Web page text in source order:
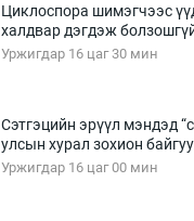
Циклоспора шимэгчээс
халдвар дэгдэж
Уржигдар 16 цаг 30 мин
Сэтгэцийн эрүүл мэндэд
улсын хурал зохион
Уржигдар 16 цаг 00 мин